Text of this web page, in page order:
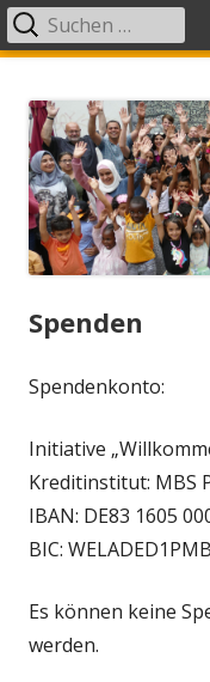
zum
Inhalt
Primäres
Spenden
Spendenkonto:
Initiative
Kreditinstitut: MBS
IBAN: DE83 1605
BIC: WELADED1PMB
Es können keine
werden.